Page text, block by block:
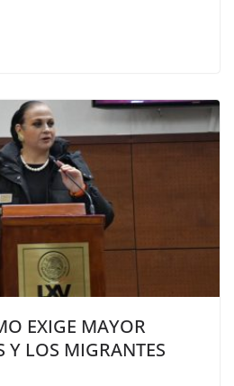
EXIGE MAYOR
Y LOS MIGRANTES